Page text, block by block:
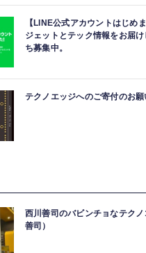
【LINE公式アカウントはじめ
ジェットとテック情報をお届
ち募集中。
テクノエッジへのご寄付のお願
西川善司のバビンチョなテクノ
善司）